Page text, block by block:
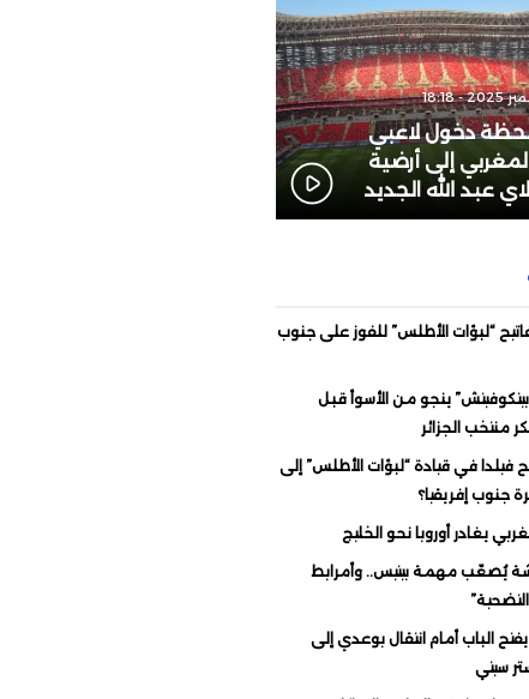
لحظة دخول لاعبي
إلى أرضية
عبد الله الجديد
“لبؤات الأطلس” للفوز على جنوب
ينجو من الأسوأ قبل
منتخب الجزائر
فيلدا في قيادة “لبؤات الأطلس” إلى
جنوب إفريقيا؟
يغادر أوروبا نحو الخليج
يُصعّب مهمة بيتيس.. وأمرابط
الباب أمام انتقال بوعدي إلى
سيتي